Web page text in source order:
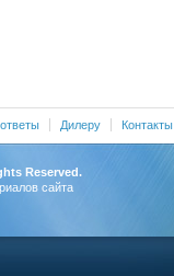
Дилеру Контакты
Reserved.
сайта